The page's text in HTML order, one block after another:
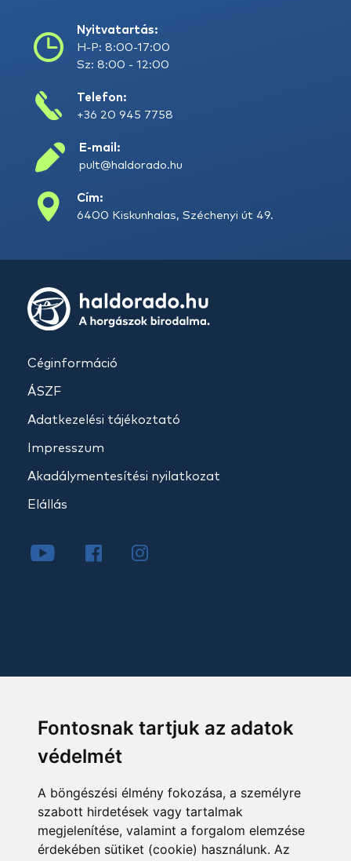
Fontosnak tartjuk az adatok
védelmét
A böngészési élmény fokozása, a személyre
szabott hirdetések vagy tartalmak
megjelenítése, valamint a forgalom elemzése
érdekében sütiket (cookie) használunk. Az
Nyitvatartás:
H-P: 8:00-17:00
Sz: 8:00 - 12:00
Telefon:
+36 20 945 7758
E-mail:
pult@haldorado.hu
Cím:
6400 Kiskunhalas, Széchenyi út 49.
Céginformáció
ÁSZF
Adatkezelési tájékoztató
Impresszum
Akadálymentesítési nyilatkozat
Elállás